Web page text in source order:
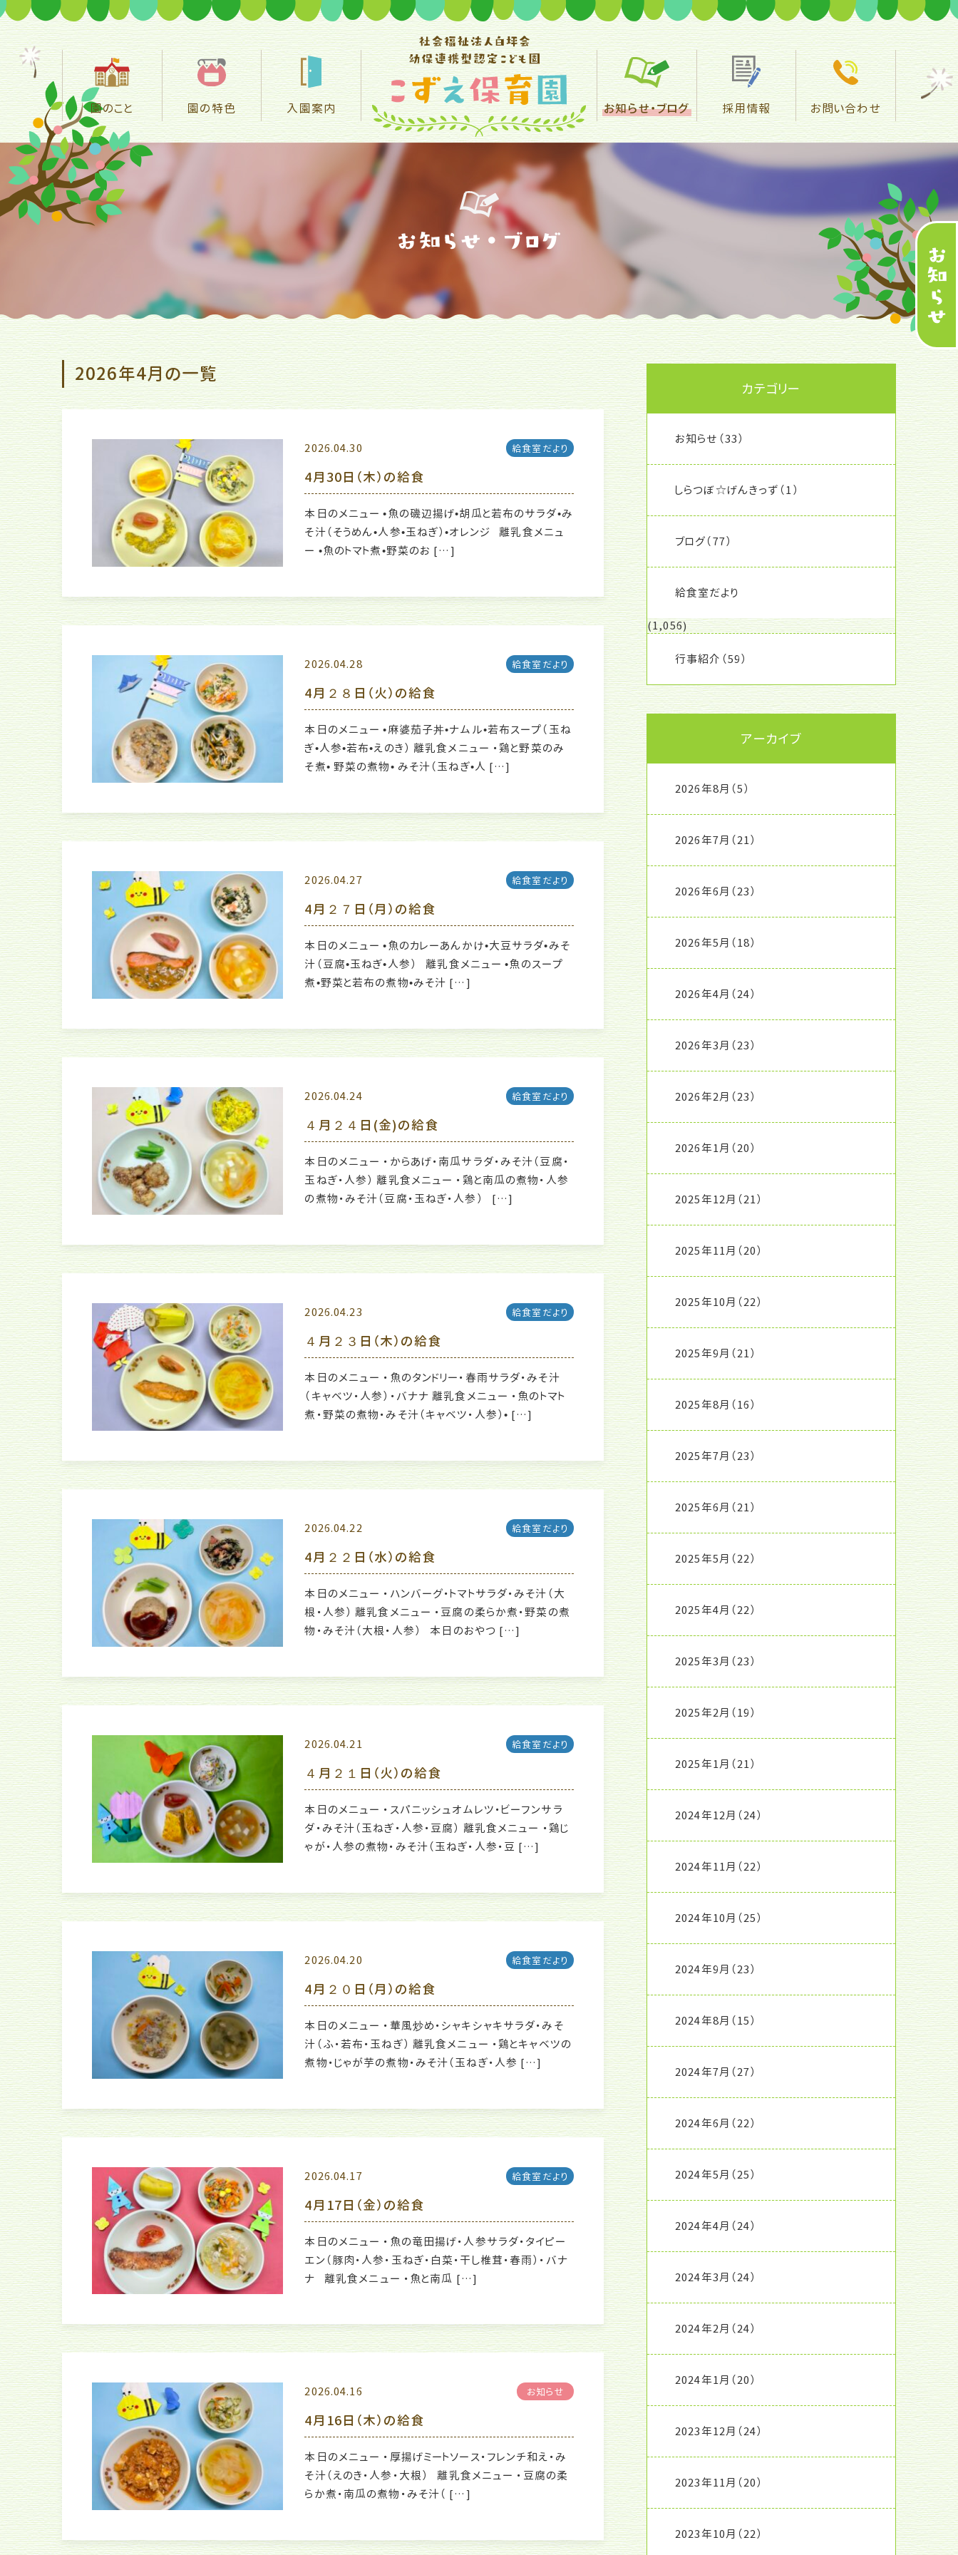
園のこと 園の特色 入園案内 お知らせ・ブログ 採用情報 お問い合わせ
2026年4月の一覧
2026.04.30 給食室だより
4月30日（木）の給食
本日のメニュー •魚の磯辺揚げ•胡瓜と若布のサラダ•み
そ汁（そうめん•人参•玉ねぎ）•オレンジ 離乳食メニュ
ー •魚のトマト煮•野菜のお […]
2026.04.28 給食室だより
4月２８日（火）の給食
本日のメニュー •麻婆茄子丼•ナムル•若布スープ（玉ね
ぎ•人参•若布•えのき） 離乳食メニュー ・鶏と野菜のみ
そ煮• 野菜の煮物• みそ汁（玉ねぎ•人 […]
2026.04.27 給食室だより
4月２７日（月）の給食
本日のメニュー •魚のカレーあんかけ•大豆サラダ•みそ
汁（豆腐•玉ねぎ•人参） 離乳食メニュー •魚のスープ
煮•野菜と若布の煮物•みそ汁 […]
2026.04.24 給食室だより
４月２４日(金)の給食
本日のメニュー ・からあげ・南瓜サラダ・みそ汁（豆腐・
玉ねぎ・人参） 離乳食メニュー ・鶏と南瓜の煮物・人参
の煮物・みそ汁（豆腐・玉ねぎ・人参） […]
2026.04.23 給食室だより
４月２３日（木）の給食
本日のメニュー ・魚のタンドリー・春雨サラダ・みそ汁
（キャベツ・人参）・バナナ 離乳食メニュー ・魚のトマト
煮・野菜の煮物・みそ汁（キャベツ・人参）• […]
2026.04.22 給食室だより
4月２２日（水）の給食
本日のメニュー ・ハンバーグ・トマトサラダ・みそ汁（大
根・人参） 離乳食メニュー ・豆腐の柔らか煮・野菜の煮
物・みそ汁（大根・人参） 本日のおやつ […]
2026.04.21 給食室だより
４月２１日（火）の給食
本日のメニュー ・スパニッシュオムレツ・ビーフンサラ
ダ・みそ汁（玉ねぎ・人参・豆腐） 離乳食メニュー ・鶏じ
ゃが・人参の煮物・みそ汁（玉ねぎ・人参・豆 […]
2026.04.20 給食室だより
4月２０日（月）の給食
本日のメニュー ・華風炒め・シャキシャキサラダ・みそ
汁（ふ・若布・玉ねぎ） 離乳食メニュー ・鶏とキャベツの
煮物・じゃが芋の煮物・みそ汁（玉ねぎ・人参 […]
2026.04.17 給食室だより
4月17日（金）の給食
本日のメニュー ・魚の竜田揚げ・人参サラダ・タイピー
エン（豚肉・人参・玉ねぎ・白菜・干し椎茸・春雨）・バナ
ナ 離乳食メニュー ・魚と南瓜 […]
2026.04.16 お知らせ
4月16日（木）の給食
本日のメニュー ・厚揚げミートソース・フレンチ和え・み
そ汁（えのき・人参・大根） 離乳食メニュー ・豆腐の柔
らか煮・南瓜の煮物・みそ汁（ […]
カテゴリー
お知らせ （33）
しらつぼ☆げんきっず （1）
ブログ（77）
給食室だより
(1,056)
行事紹介 （59）
アーカイブ
2026年8月 （5）
2026年7月 （21）
2026年6月 （23）
2026年5月 （18）
2026年4月 （24）
2026年3月 （23）
2026年2月 （23）
2026年1月 （20）
2025年12月 （21）
2025年11月 （20）
2025年10月 （22）
2025年9月 （21）
2025年8月 （16）
2025年7月 （23）
2025年6月 （21）
2025年5月 （22）
2025年4月 （22）
2025年3月 （23）
2025年2月 （19）
2025年1月 （21）
2024年12月 （24）
2024年11月 （22）
2024年10月 （25）
2024年9月 （23）
2024年8月 （15）
2024年7月 （27）
2024年6月 （22）
2024年5月 （25）
2024年4月 （24）
2024年3月 （24）
2024年2月 （24）
2024年1月 （20）
2023年12月 （24）
2023年11月 （20）
2023年10月 （22）